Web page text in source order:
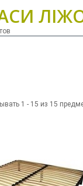
1 - 15 из 15